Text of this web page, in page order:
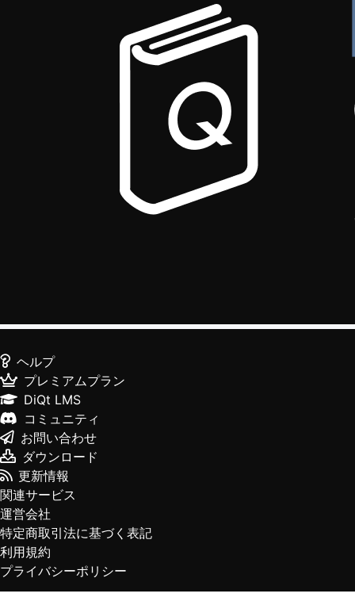
ヘルプ
プレミアムプラン
DiQt LMS
コミュニティ
お問い合わせ
ダウンロード
更新情報
関連サービス
運営会社
特定商取引法に基づく表記
利用規約
プライバシーポリシー